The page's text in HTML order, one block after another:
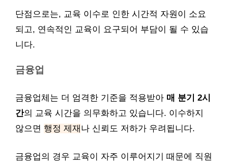
단점으로는, 교육 이수로 인한 시간적 자원이 소요
되고, 연속적인 교육이 요구되어 부담이 될 수 있습
니다.
금융업
금융업체는 더 엄격한 기준을 적용받아 매 분기 2시
간의 교육 시간을 의무화하고 있습니다. 이수하지
않으면 행정 제재나 신뢰도 저하가 우려됩니다.
금융업의 경우 교육이 자주 이루어지기 때문에 직원